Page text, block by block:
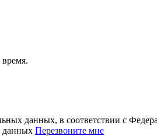
данных, в соответствии с
данных Перезвоните мне